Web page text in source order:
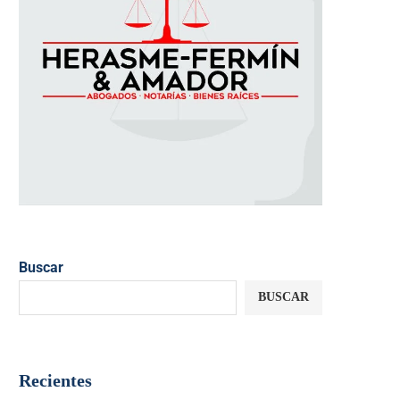
Buscar
BUSCAR
Recientes